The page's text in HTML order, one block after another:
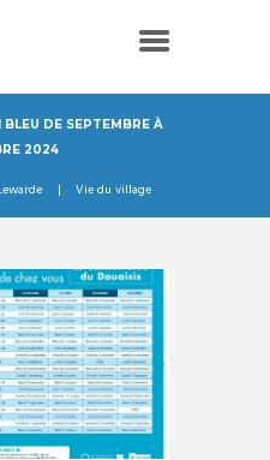
BLEU DE SEPTEMBRE À
2024
Vie du village